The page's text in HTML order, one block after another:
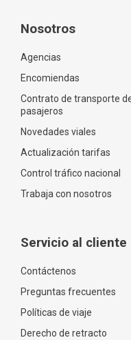
Nosotros
Agencias
Encomiendas
Contrato de transporte
pasajeros
Novedades viales
Actualización tarifas
Control tráfico nacional
Trabaja con nosotros
Servicio al cliente
Contáctenos
Preguntas frecuentes
Políticas de viaje
Derecho de retracto